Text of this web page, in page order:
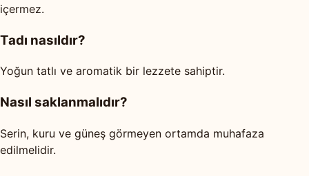
içermez.
Tadı nasıldır?
Yoğun tatlı ve aromatik bir lezzete sahiptir.
Nasıl saklanmalıdır?
Serin, kuru ve güneş görmeyen ortamda muhafaza
edilmelidir.